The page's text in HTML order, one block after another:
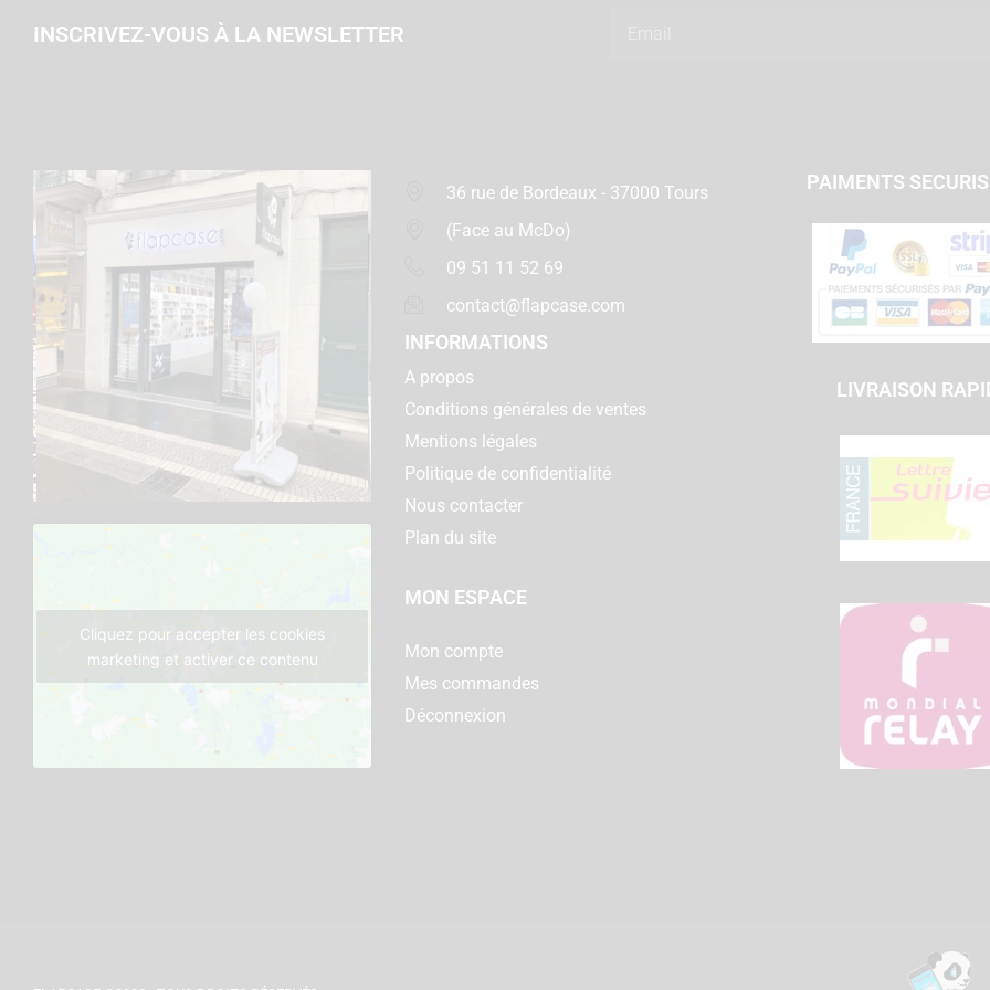
INSCRIVEZ-VOUS À LA NEWSLETTER
Cliquez pour accepter les cookies
marketing et activer ce contenu
36 rue de Bordeaux - 37000 Tours
(Face au McDo)
09 51 11 52 69
contact@flapcase.com
INFORMATIONS
A propos
Conditions générales de ventes
Mentions légales
Politique de confidentialité
Nous contacter
Plan du site
MON ESPACE
Mon compte
Mes commandes
Déconnexion
PAIMENTS
LIVRAISON